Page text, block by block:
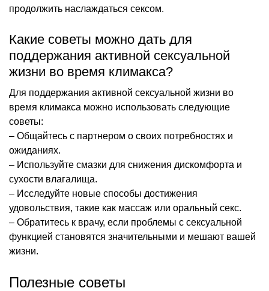
продолжить наслаждаться сексом.
Какие советы можно дать для
поддержания активной сексуальной
жизни во время климакса?
Для поддержания активной сексуальной жизни во
время климакса можно использовать следующие
советы:
– Общайтесь с партнером о своих потребностях и
ожиданиях.
– Используйте смазки для снижения дискомфорта и
сухости влагалища.
– Исследуйте новые способы достижения
удовольствия, такие как массаж или оральный секс.
– Обратитесь к врачу, если проблемы с сексуальной
функцией становятся значительными и мешают вашей
жизни.
Полезные советы